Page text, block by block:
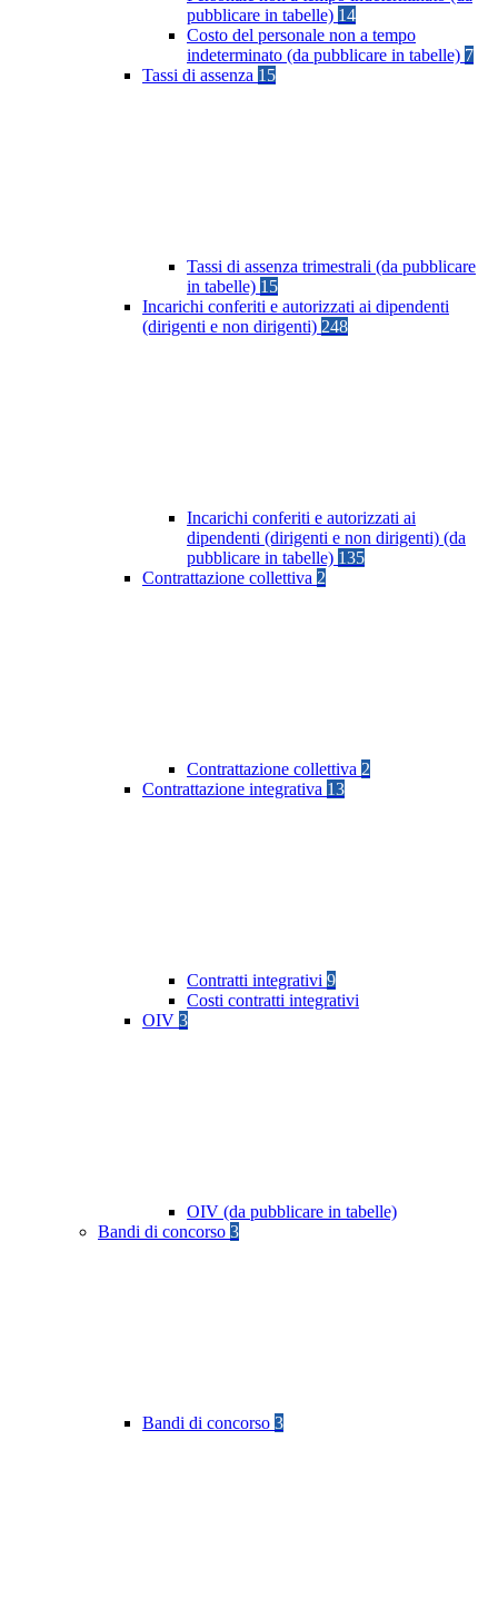
pubblicare in tabelle) 14
Costo del personale non a tempo
indeterminato (da pubblicare in tabelle) 7
Tassi di assenza 15
Tassi di assenza trimestrali (da pubblicare
in tabelle) 15
Incarichi conferiti e autorizzati ai dipendenti
(dirigenti e non dirigenti) 248
Incarichi conferiti e autorizzati ai
dipendenti (dirigenti e non dirigenti) (da
pubblicare in tabelle) 135
Contrattazione collettiva 2
Contrattazione collettiva 2
Contrattazione integrativa 13
Contratti integrativi 9
Costi contratti integrativi
OIV 3
OIV (da pubblicare in tabelle)
Bandi di concorso 3
Bandi di concorso 3